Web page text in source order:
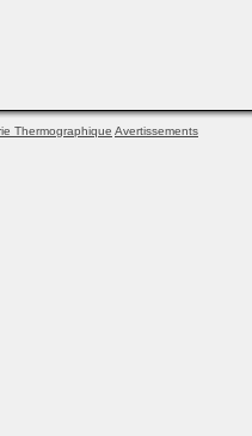
Thermographique Avertissements